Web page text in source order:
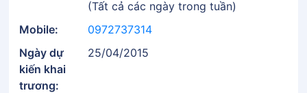
(Tất cả các ngày trong tuần)
Mobile:
0972737314
Ngày dự
kiến khai
trương:
25/04/2015